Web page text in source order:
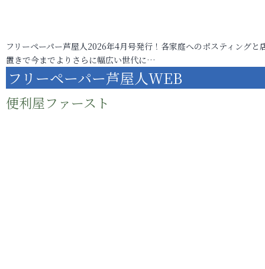
フリーペーパー芦屋人2026年4月号発行！各家庭へのポスティングと
置きで今までよりさらに幅広い世代に…
フリーペーパー芦屋人WEB
便利屋ファースト